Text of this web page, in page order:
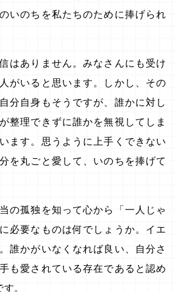
いのちを私たちのために捧げられ
はありません。みなさんにも受け
がいると思います。しかし、その
分自身もそうですが、誰かに対し
整理できずに誰かを無視してしま
ます。思うように上手くできない
を丸ごと愛して、いのちを捧げて
の孤独を知って心から「一人じゃ
必要なものは何でしょうか。イエ
誰かがいなくなれば良い、自分さ
も愛されている存在であると認め
。